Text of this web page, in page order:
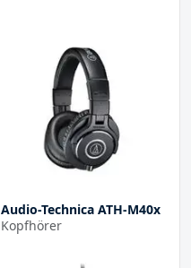
Audio-Technica ATH-M40x
Kopfhörer